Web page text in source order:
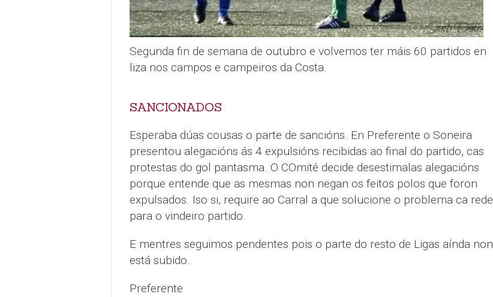
Segunda fin de semana de outubro e volvemos ter máis 60 partidos en
liza nos campos e campeiros da Costa.
SANCIONADOS
Esperaba dúas cousas o parte de sancións. En Preferente o Soneira
presentou alegacións ás 4 expulsións recibidas ao final do partido, cas
protestas do gol pantasma. O COmité decide desestimalas alegacións
porque entende que as mesmas non negan os feitos polos que foron
expulsados. Iso si, require ao Carral a que solucione o problema ca rede
para o vindeiro partido.
E mentres seguimos pendentes pois o parte do resto de Ligas aínda non
está subido.
Preferente